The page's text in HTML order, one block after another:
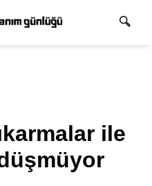
ile